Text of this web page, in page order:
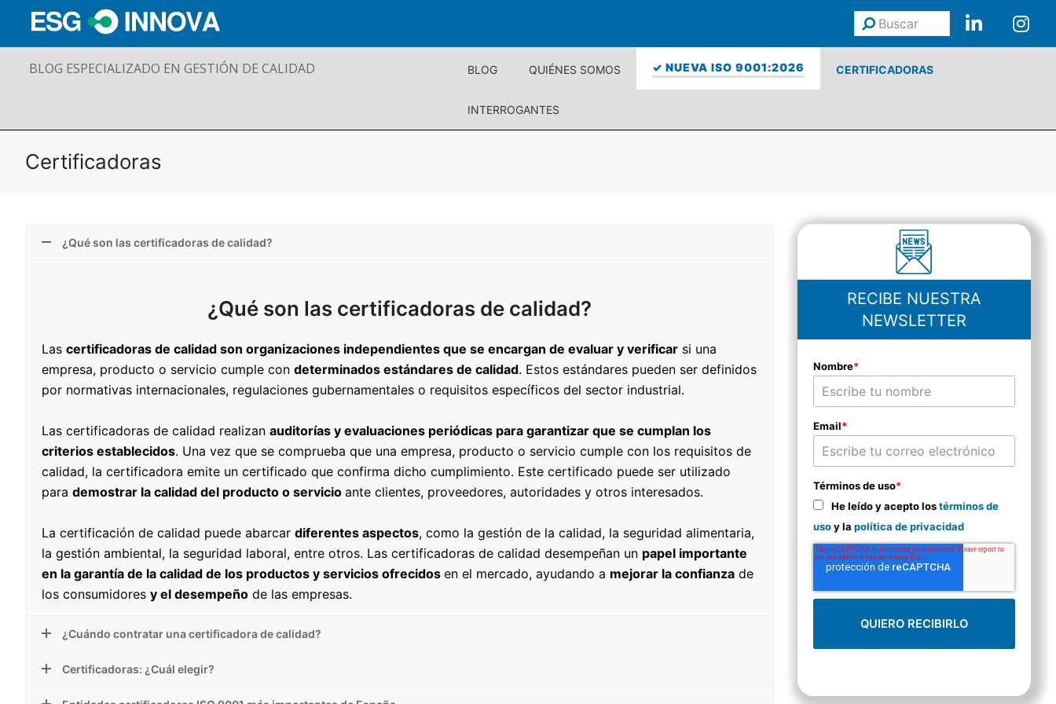
Buscar
BLOG ESPECIALIZADO EN GESTIÓN DE CALIDAD BLOG QUIÉNES SOMOS ✓ NUEVA ISO 9001:2026 CERTIFICADORAS
INTERROGANTES
Certificadoras
¿Qué son las certificadoras de calidad?
¿Qué son las certificadoras de calidad?
Las certificadoras de calidad son organizaciones independientes que se encargan de evaluar y verificar si una
empresa, producto o servicio cumple con determinados estándares de calidad. Estos estándares pueden ser definidos
por normativas internacionales, regulaciones gubernamentales o requisitos específicos del sector industrial.
Las certificadoras de calidad realizan auditorías y evaluaciones periódicas para garantizar que se cumplan los
criterios establecidos. Una vez que se comprueba que una empresa, producto o servicio cumple con los requisitos de
calidad, la certificadora emite un certificado que confirma dicho cumplimiento. Este certificado puede ser utilizado
para demostrar la calidad del producto o servicio ante clientes, proveedores, autoridades y otros interesados.
La certificación de calidad puede abarcar diferentes aspectos, como la gestión de la calidad, la seguridad alimentaria,
la gestión ambiental, la seguridad laboral, entre otros. Las certificadoras de calidad desempeñan un papel importante
en la garantía de la calidad de los productos y servicios ofrecidos en el mercado, ayudando a mejorar la confianza de
los consumidores y el desempeño de las empresas.
¿Cuándo contratar una certificadora de calidad?
Certificadoras: ¿Cuál elegir?
RECIBE NUESTRA
NEWSLETTER
Nombre*
Email*
Términos de uso*
He leído y acepto lostérminos de
usoy la política de privacidad